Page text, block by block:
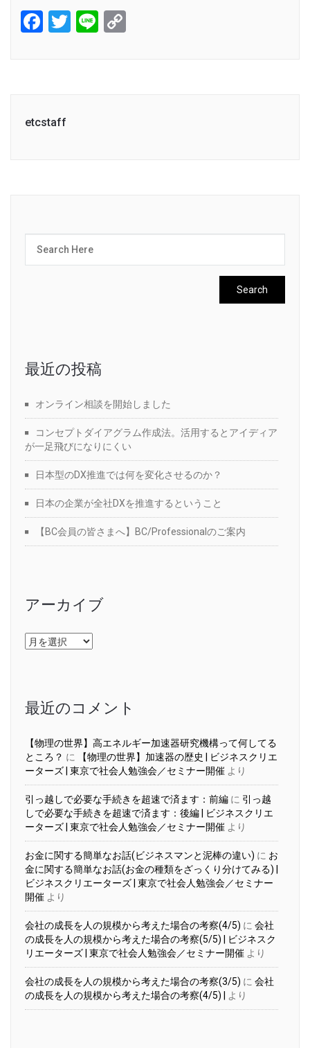
Facebook
Twitter
Line
etcstaff
最近の投稿
オンライン相談を開始しました
コンセプトダイアグラム作成法。活用するとアイディア
が一足飛びになりにくい
日本型のDX推進では何を変化させるのか？
日本の企業が全社DXを推進するということ
【BC会員の皆さまへ】BC/Professionalのご案内
アーカイブ
ア
ー
最近のコメント
【物理の世界】高エネルギー加速器研究機構って何してる
ところ？ に
【物理の世界】加速器の歴史 | ビジネスクリエ
ーターズ | 東京で社会人勉強会／セミナー開催 より
引っ越しで必要な手続きを超速で済ます：前編 に 引っ越
しで必要な手続きを超速で済ます：後編 | ビジネスクリエ
ーターズ | 東京で社会人勉強会／セミナー開催 より
お金に関する簡単なお話(ビジネスマンと泥棒の違い) に お
金に関する簡単なお話(お金の種類をざっくり分けてみる) |
ビジネスクリエーターズ | 東京で社会人勉強会／セミナー
開催 より
会社の成長を人の規模から考えた場合の考察(4/5) に 会社
の成長を人の規模から考えた場合の考察(5/5) | ビジネスク
リエーターズ | 東京で社会人勉強会／セミナー開催 より
会社の成長を人の規模から考えた場合の考察(3/5) に 会社
の成長を人の規模から考えた場合の考察(4/5) |
より